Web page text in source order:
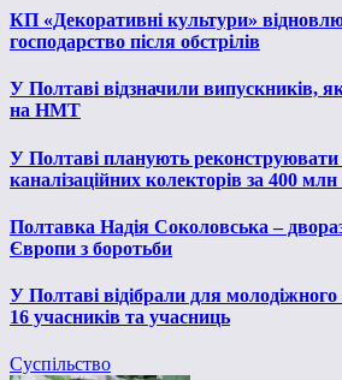
КП «Декоративні культури»
господарство після обстрілів
У Полтаві відзначили випускників,
на НМТ
У Полтаві планують реконструювати
каналізаційних колекторів за 400
Полтавка Надія Соколовська –
Європи з боротьби
У Полтаві відібрали для молодіжного
16 учасників та учасниць
Суспільство